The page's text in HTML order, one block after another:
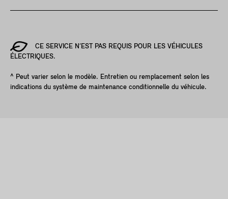
CE SERVICE N’EST PAS REQUIS POUR LES VÉHICULES
ÉLECTRIQUES.
^ Peut varier selon le modèle. Entretien ou remplacement selon les
indications du système de maintenance conditionnelle du véhicule.